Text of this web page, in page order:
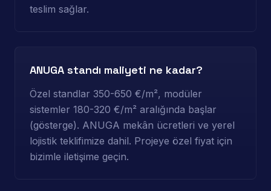
teslim sağlar.
ANUGA standı maliyeti ne kadar?
Özel standlar 350-650 €/m², modüler
sistemler 180-320 €/m² aralığında başlar
(gösterge). ANUGA mekân ücretleri ve yerel
lojistik teklifimize dahil. Projeye özel fiyat için
bizimle iletişime geçin.